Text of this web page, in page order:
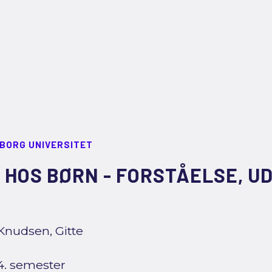
UNIVERSITET
BØRN - FORSTÅELSE,
Gitte
semester